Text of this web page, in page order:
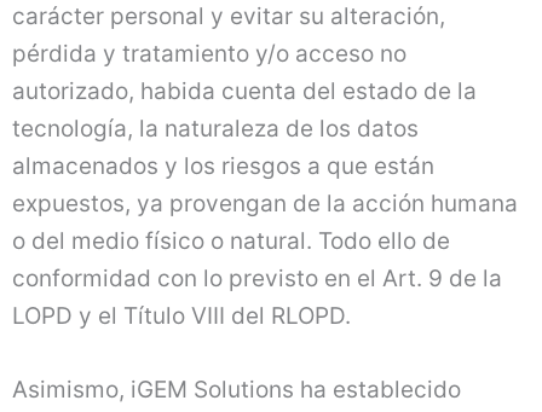
carácter personal y evitar su alteración,
pérdida y tratamiento y/o acceso no
autorizado, habida cuenta del estado de la
tecnología, la naturaleza de los datos
almacenados y los riesgos a que están
expuestos, ya provengan de la acción humana
o del medio físico o natural. Todo ello de
conformidad con lo previsto en el Art. 9 de la
LOPD y el Título VIII del RLOPD.
Asimismo, iGEM Solutions ha establecido